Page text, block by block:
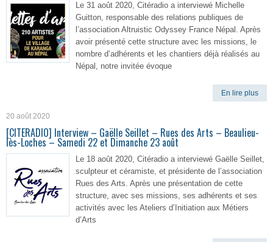
Le 31 août 2020, Citéradio a interviewé Michelle
Guitton, responsable des relations publiques de
l’association Altruistic Odyssey France Népal. Après
avoir présenté cette structure avec les missions, le
nombre d’adhérents et les chantiers déjà réalisés au
Népal, notre invitée évoque
En lire plus
20 août 2020
[CITERADIO] Interview – Gaëlle Seillet – Rues des Arts – Beaulieu-
lès-Loches – Samedi 22 et Dimanche 23 août
Le 18 août 2020, Citéradio a interviewé Gaëlle Seillet,
sculpteur et céramiste, et présidente de l’association
Rues des Arts. Après une présentation de cette
structure, avec ses missions, ses adhérents et ses
activités avec les Ateliers d’Initiation aux Métiers
d’Arts